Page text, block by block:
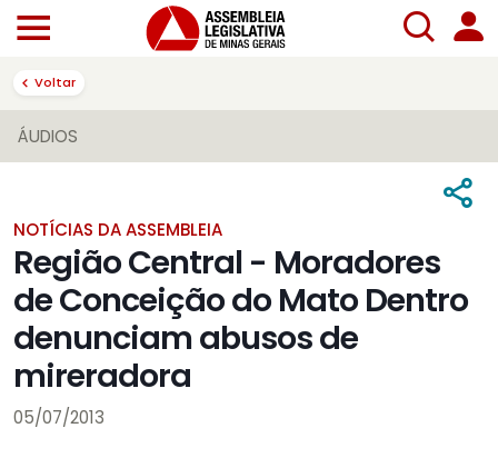
Voltar
ÁUDIOS
NOTÍCIAS DA ASSEMBLEIA
Região Central - Moradores
de Conceição do Mato Dentro
denunciam abusos de
mireradora
05/07/2013